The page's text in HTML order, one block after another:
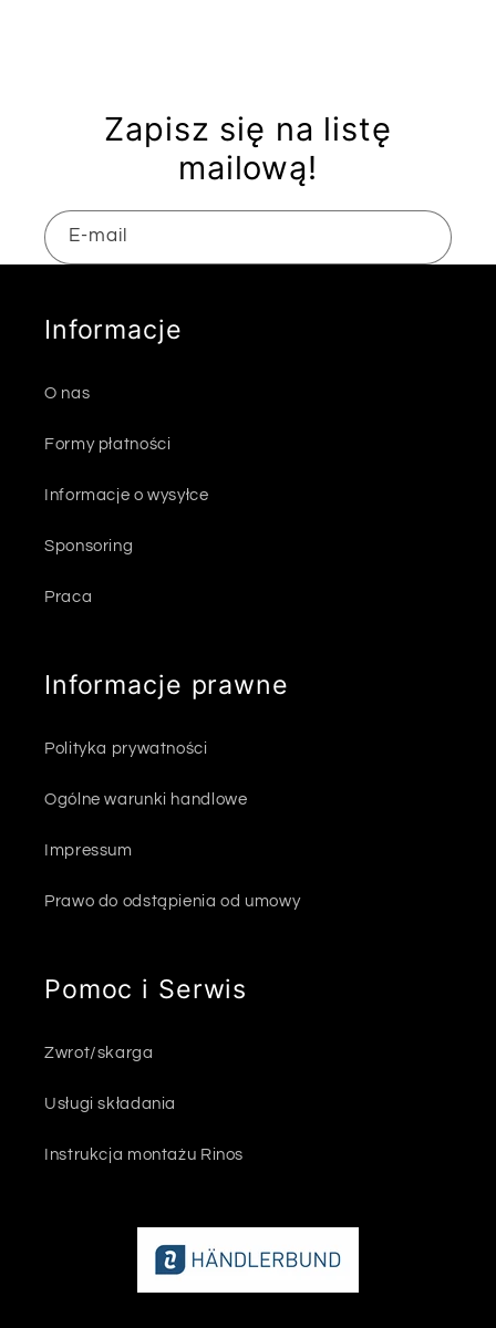
Zapisz się na listę
mailową!
E-mail
Informacje
O nas
Formy płatności
Informacje o wysyłce
Sponsoring
Praca
Informacje prawne
Polityka prywatności
Ogólne warunki handlowe
Impressum
Prawo do odstąpienia od umowy
Pomoc i Serwis
Zwrot/skarga
Usługi składania
Instrukcja montażu Rinos